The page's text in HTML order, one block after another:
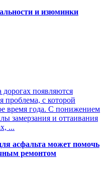
и изюминки
появляются
проблема, с которой
время года. С понижением
замерзания и оттаивания
...
асфальта может помочь
ремонтом